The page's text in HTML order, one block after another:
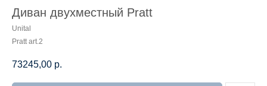
Диван двухместный Pratt
Unital
Pratt art.2
73245,00 р.